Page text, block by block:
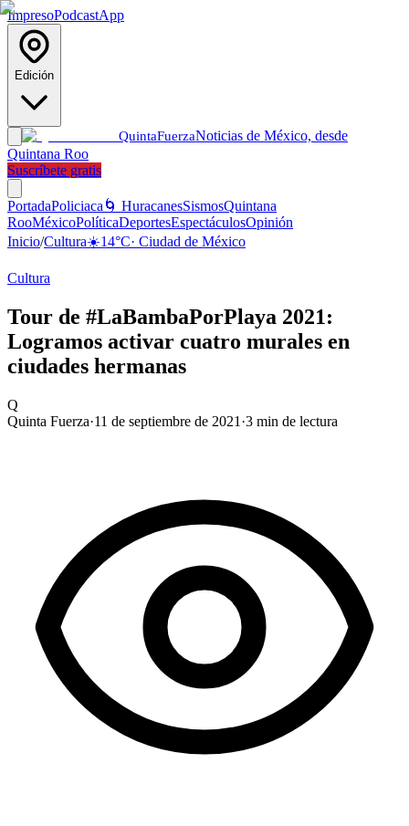
ImpresoPodcastApp
Edición
QuintaFuerzaNoticias de México, desde
Quintana Roo
Suscríbete gratis
PortadaPoliciaca 🌀 HuracanesSismosQuintana
RooMéxicoPolíticaDeportesEspectáculosOpinión
Inicio/Cultura☀️14°C· Ciudad de México
Cultura
Tour de #LaBambaPorPlaya 2021:
Logramos activar cuatro murales en
ciudades hermanas
Q
Quinta Fuerza·11 de septiembre de 2021 ·3 min de lectura